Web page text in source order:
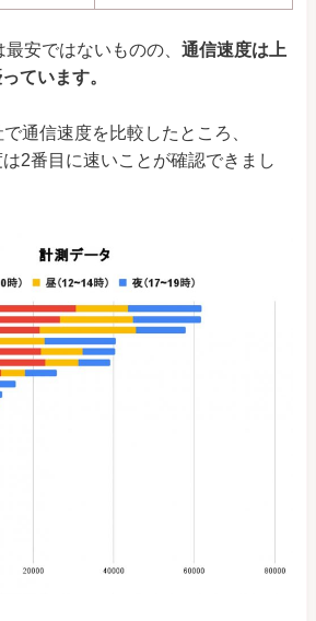
安ではないものの、 通信速度は上
ています。
通信速度を比較したところ、
2番目に速いことが確認できまし